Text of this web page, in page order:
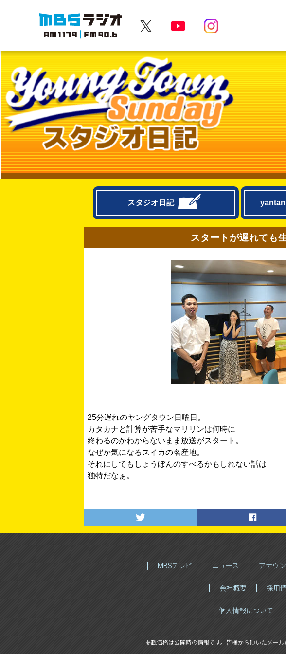
MBSラジオ 1179|FM90.6
スタジオ日記
スタートが遅れても
25分遅れのヤングタウン日曜日。
カタカナと計算が苦手なマリリンは何時に
終わるのかわからないまま放送がスタート。
なぜか気になるスイカの名産地。
それにしてもしょうぼんのすべるかもしれない話は
独特だなぁ。
MBSテレビ ニュース アナウ
会社概要 採用
個人情報について
掲載価格は公開時の情報です。 皆様から頂いたメール